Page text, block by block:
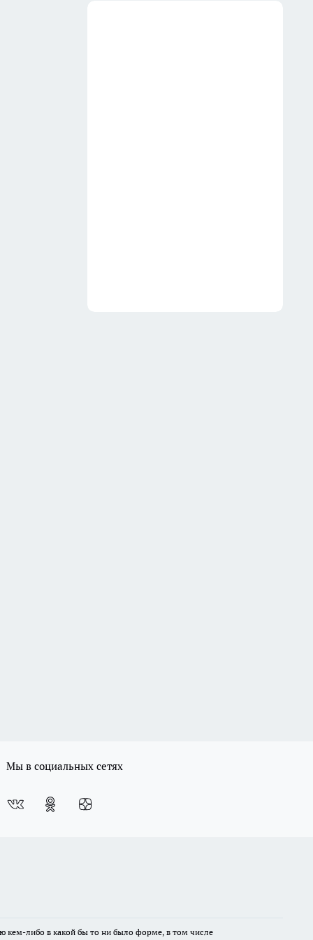
Мы в социальных сетях
кем-либо в какой бы то ни было форме, в том числе